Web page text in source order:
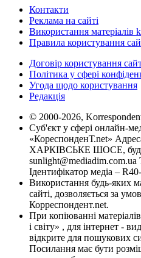
Контакти
Реклама на сайті
Використання матеріалів
Правила користування
Договір користування
Політика у сфері
Угода щодо користування
Редакція
© 2000-2026,
Суб'єкт у сфері онлайн-
«КореспонденТ.net»
ХАРКІВСЬКЕ ШОСЕ,
sunlight@mediadim.com.ua
Ідентифікатор медіа –
Використання будь-яких
сайті, дозволяється за
Корреспондент.net.
При копіюванні
і світу» , для інтернет -
відкрите для пошукових
Посилання має бути